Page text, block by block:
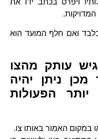
ויפרט בכתב ידו את
בדרך כלל ל-30 ימים בלבד ואם חלף המועד הוא
עותק מהצו
ניתן יהיה
הפעולות
במקום האמור באותו צו.